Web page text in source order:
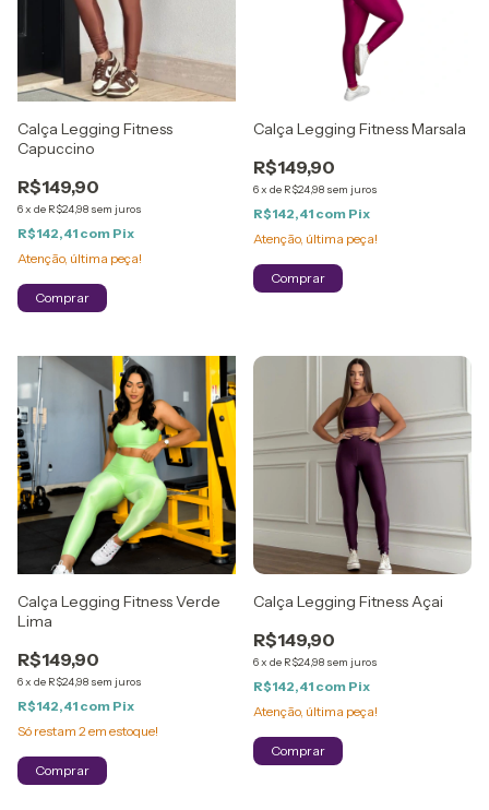
Calça Legging Fitness
Capuccino
R$149,90
6x de R$24,98 sem juros
R$142,41 com Pix
Atenção, última peça!
Comprar
Calça Legging Fitness Marsala
R$149,90
6x de R$24,98 sem juros
R$142,41 com Pix
Atenção, última peça!
Comprar
Calça Legging Fitness Verde
Lima
R$149,90
6x de R$24,98 sem juros
R$142,41 com Pix
Só restam 2em estoque!
Comprar
Calça Legging Fitness Açai
R$149,90
6x de R$24,98 sem juros
R$142,41 com Pix
Atenção, última peça!
Comprar